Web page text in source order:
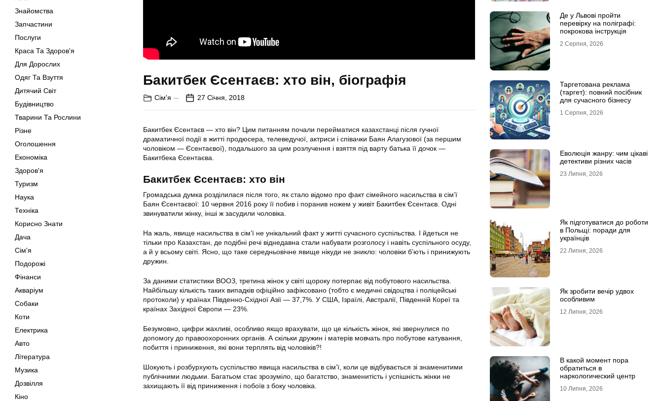
Знайомства
Запчастини
Послуги
Краса Та Здоров'я
Для Дорослих
Одяг Та Взуття
Дитячий Світ
Будівництво
Тварини Та Рослини
Різне
Оголошення
Економіка
Здоров'я
Туризм
Наука
Техніка
Корисно Знати
Дача
Сім'я
Подорожі
Фінанси
Акваріум
Собаки
Коти
Електрика
Авто
Література
Музика
Дозвілля
Кіно
Бакитбек Єсентаєв: хто він, біографія
Сім'я 27 Січня, 2018
Бакитбек Єсентаєв — хто він? Цим питанням почали перейматися казахстанці після гучної
драматичної події в житті продюсера, телеведучої, актриси і співачки Баян Алагузової (за першим
чоловіком — Єсентаєвої), подальшого за цим розлучення і взяття під варту батька її дочок —
Бакитбека Єсентаєва.
Бакитбек Єсентаєв: хто він
Громадська думка розділилася після того, як стало відомо про факт сімейного насильства в сім’ї
Баян Єсентаєвої: 10 червня 2016 року її побив і поранив ножем у живіт Бакитбек Єсентаєв. Одні
звинуватили жінку, інші ж засудили чоловіка.
На жаль, явище насильства в сім’ї не унікальний факт у житті сучасного суспільства. І йдеться не
тільки про Казахстан, де подібні речі віднедавна стали набувати розголосу і навіть суспільного осуду,
а й у всьому світі. Ясно, що таке середньовічне явище нікуди не зникло: чоловіки б’ють і принижують
дружин.
За даними статистики ВООЗ, третина жінок у світі щороку потерпає від побутового насильства.
Найбільшу кількість таких випадків офіційно зафіксовано (тобто є медичні свідоцтва і поліцейські
протоколи) у країнах Південно-Східної Азії — 37,7%. У США, Ізраїлі, Австралії, Південній Кореї та
країнах Західної Європи — 23%.
Безумовно, цифри жахливі, особливо якщо врахувати, що це кількість жінок, які звернулися по
допомогу до правоохоронних органів. А скільки дружин і матерів мовчать про побутове катування,
побиття і приниження, які вони терплять від чоловіків?!
Шокують і розбурхують суспільство явища насильства в сім’ї, коли це відбувається зі знаменитими
публічними людьми. Багатьом стає зрозуміло, що багатство, знаменитість і успішність жінки не
захищають її від приниження і побоїв з боку чоловіка.
Де у Львові пройти
перевірку на поліграфі:
покрокова інструкція
2 Серпня, 2026
Таргетована реклама
(таргет): повний посібник
для сучасного бізнесу
1 Серпня, 2026
Еволюція жанру: чим цікаві
детективи різних часів
23 Липня, 2026
Як підготуватися до роботи
в Польщі: поради для
українців
22 Липня, 2026
Як зробити вечір удвох
особливим
12 Липня, 2026
В какой момент пора
обратиться в
наркологический центр
10 Липня, 2026